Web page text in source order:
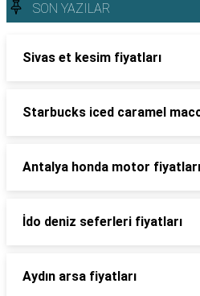
SON YAZILAR
Sivas et kesim fiyatları
Starbucks iced caramel
Antalya honda motor fiyatları
İdo deniz seferleri fiyatları
Aydın arsa fiyatları